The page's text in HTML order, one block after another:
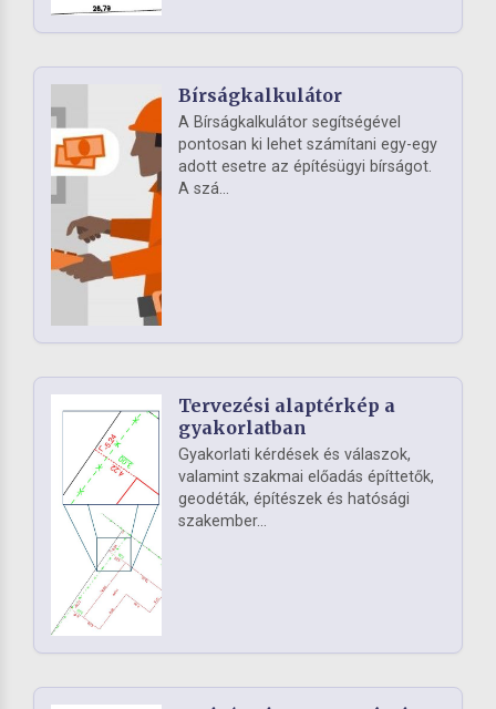
Bírságkalkulátor
A Bírságkalkulátor segítségével
pontosan ki lehet számítani egy-egy
adott esetre az építésügyi bírságot.
A szá...
Tervezési alaptérkép a
gyakorlatban
Gyakorlati kérdések és válaszok,
valamint szakmai előadás építtetők,
geodéták, építészek és hatósági
szakember...